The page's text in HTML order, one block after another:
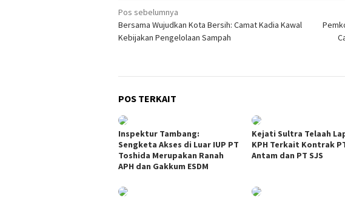
Navigasi
pos
Pos sebelumnya
Bersama Wujudkan Kota Bersih: Camat Kadia Kawal
Kebijakan Pengelolaan Sampah
POS TERKAIT
Inspektur Tambang:
Sengketa Akses di Luar IUP PT
Toshida Merupakan Ranah
APH dan Gakkum ESDM
Kejati Sultra Telaah
KPH Terkait Kontrak
Antam dan PT SJS